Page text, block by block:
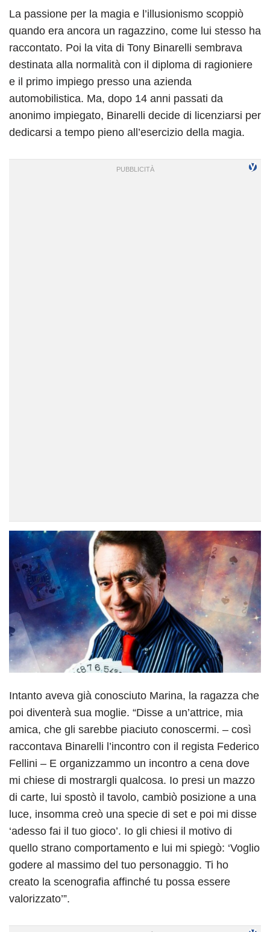
La passione per la magia e l’illusionismo scoppiò
quando era ancora un ragazzino, come lui stesso ha
raccontato. Poi la vita di Tony Binarelli sembrava
destinata alla normalità con il diploma di ragioniere
e il primo impiego presso una azienda
automobilistica. Ma, dopo 14 anni passati da
anonimo impiegato, Binarelli decide di licenziarsi per
dedicarsi a tempo pieno all’esercizio della magia.
Intanto aveva già conosciuto Marina, la ragazza che
poi diventerà sua moglie. “Disse a un’attrice, mia
amica, che gli sarebbe piaciuto conoscermi. – così
raccontava Binarelli l’incontro con il regista Federico
Fellini – E organizzammo un incontro a cena dove
mi chiese di mostrargli qualcosa. Io presi un mazzo
di carte, lui spostò il tavolo, cambiò posizione a una
luce, insomma creò una specie di set e poi mi disse
‘adesso fai il tuo gioco’. Io gli chiesi il motivo di
quello strano comportamento e lui mi spiegò: ‘Voglio
godere al massimo del tuo personaggio. Ti ho
creato la scenografia affinché tu possa essere
valorizzato’”.